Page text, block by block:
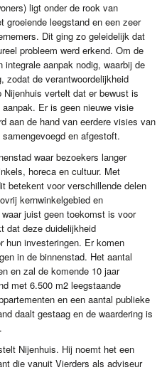
ligt onder de rook van
groeiende leegstand en een zeer
Dit ging zo geleidelijk dat
probleem werd erkend. Om de
aanpak nodig, waarbij de
zodat de verantwoordelijkheid
vertelt dat er bewust is
Er is geen nieuwe visie
aan de hand van eerdere visies van
en afgestoft.
waar bezoekers langer
horeca en cultuur. Met
betekent voor verschillende delen
kernwinkelgebied en
juist geen toekomst is voor
dat deze duidelijkheid
hun investeringen. Er komen
in de binnenstad. Het aantal
en zal de komende 10 jaar
met 6.500 m2 leegstaande
en een aantal publieke
daalt gestaag en de waardering is
Nijenhuis. Hij noemt het een
die vanuit Vierders als adviseur